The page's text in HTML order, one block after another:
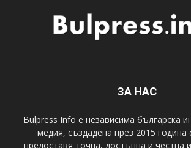
ЗА НАС
Bulpress Info е независима българска
медия, създадена през 2015 година
предоставя точна, достъпна и честна